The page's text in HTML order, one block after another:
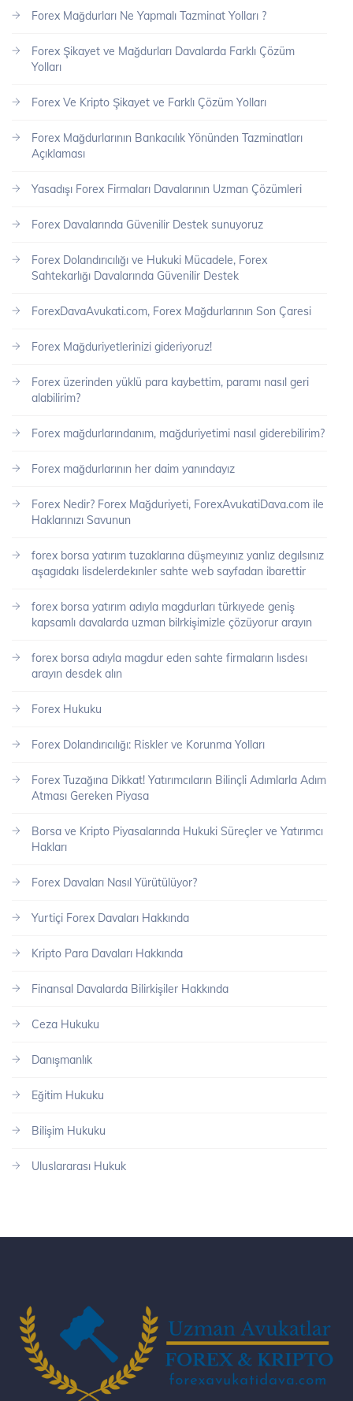
Forex Mağdurları Ne Yapmalı Tazminat Yolları ?
Forex Şikayet ve Mağdurları Davalarda Farklı Çözüm
Yolları
Forex Ve Kripto Şikayet ve Farklı Çözüm Yolları
Forex Mağdurlarının Bankacılık Yönünden Tazminatları
Açıklaması
Yasadışı Forex Firmaları Davalarının Uzman Çözümleri
Forex Davalarında Güvenilir Destek sunuyoruz
Forex Dolandırıcılığı ve Hukuki Mücadele, Forex
Sahtekarlığı Davalarında Güvenilir Destek
ForexDavaAvukati.com, Forex Mağdurlarının Son Çaresi
Forex Mağduriyetlerinizi gideriyoruz!
Forex üzerinden yüklü para kaybettim, paramı nasıl geri
alabilirim?
Forex mağdurlarındanım, mağduriyetimi nasıl giderebilirim?
Forex mağdurlarının her daim yanındayız
Forex Nedir? Forex Mağduriyeti, ForexAvukatiDava.com ile
Haklarınızı Savunun
forex borsa yatırım tuzaklarına düşmeyınız yanlız degılsınız
aşagıdakı lisdelerdekınler sahte web sayfadan ibarettir
forex borsa yatırım adıyla magdurları türkıyede geniş
kapsamlı davalarda uzman bilrkişimizle çözüyorur arayın
forex borsa adıyla magdur eden sahte firmaların lısdesı
arayın desdek alın
Forex Hukuku
Forex Dolandırıcılığı: Riskler ve Korunma Yolları
Forex Tuzağına Dikkat! Yatırımcıların Bilinçli Adımlarla Adım
Atması Gereken Piyasa
Borsa ve Kripto Piyasalarında Hukuki Süreçler ve Yatırımcı
Hakları
Forex Davaları Nasıl Yürütülüyor?
Yurtiçi Forex Davaları Hakkında
Kripto Para Davaları Hakkında
Finansal Davalarda Bilirkişiler Hakkında
Ceza Hukuku
Danışmanlık
Eğitim Hukuku
Bilişim Hukuku
Uluslararası Hukuk